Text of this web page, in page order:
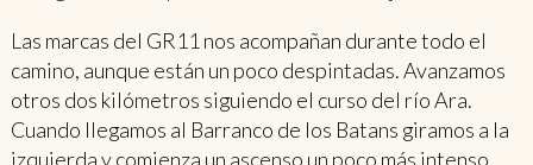
Las marcas del GR11 nos acompañan durante todo el
camino, aunque están un poco despintadas. Avanzamos
otros dos kilómetros siguiendo el curso del río Ara.
Cuando llegamos al Barranco de los Batans giramos a la
izquierda y comienza un ascenso un poco más intenso